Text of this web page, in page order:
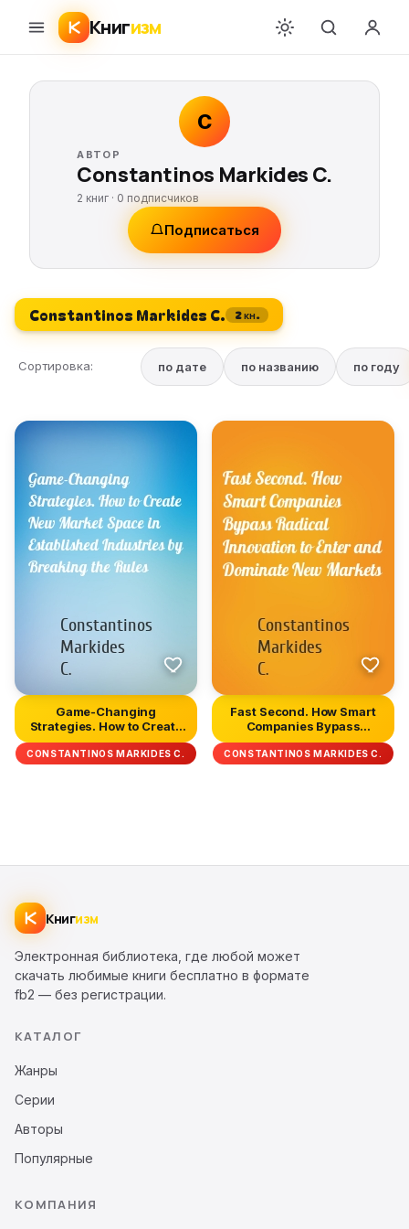
Книгизм
C
АВТОР
Constantinos Markides C.
2 книг · 0 подписчиков
Подписаться
Constantinos Markides C. 2 кн.
Сортировка: по дате по названию по году
Game-Changing
Strategies. How to Create
New Market...
CONSTANTINOS MARKIDES C.
Fast Second. How Smart
Companies Bypass
Radical In...
CONSTANTINOS MARKIDES C.
Книгизм
Электронная библиотека, где любой может
скачать любимые книги бесплатно в формате
fb2 — без регистрации.
КАТАЛОГ
Жанры
Серии
Авторы
Популярные
КОМПАНИЯ